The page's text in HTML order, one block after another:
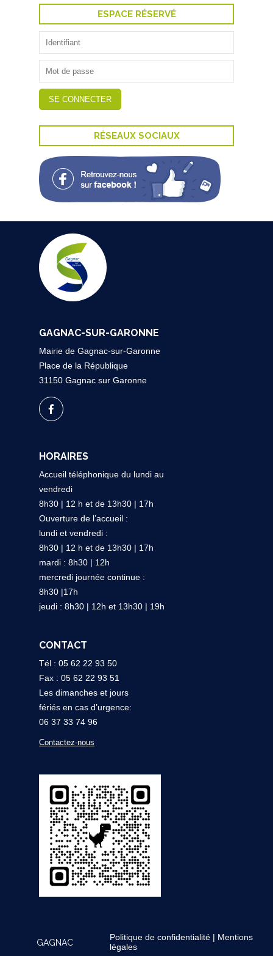
ESPACE RÉSERVÉ
RÉSEAUX SOCIAUX
GAGNAC-SUR-GARONNE
Mairie de Gagnac-sur-Garonne
Place de la République
31150 Gagnac sur Garonne
HORAIRES
Accueil téléphonique du lundi au
vendredi
8h30 | 12 h et de 13h30 | 17h
Ouverture de l’accueil :
lundi et vendredi :
8h30 | 12 h et de 13h30 | 17h
mardi : 8h30 | 12h
mercredi journée continue :
8h30 |17h
jeudi : 8h30 | 12h et 13h30 | 19h
CONTACT
Tél : 05 62 22 93 50
Fax : 05 62 22 93 51
Les dimanches et jours
fériés en cas d’urgence:
06 37 33 74 96
Contactez-nous
GAGNAC
Politique de confidentialité| Mentions
légales